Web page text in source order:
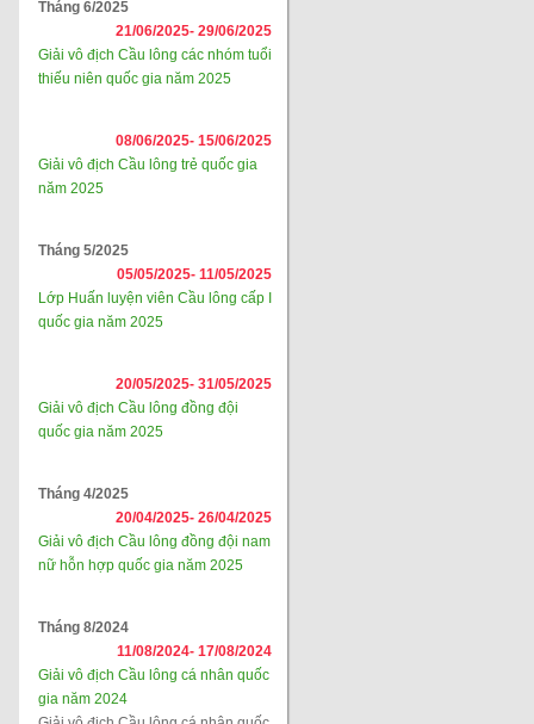
Tháng 6/2025
21/06/2025- 29/06/2025
Giải vô địch Cầu lông các nhóm tuổi
thiếu niên quốc gia năm 2025
08/06/2025- 15/06/2025
Giải vô địch Cầu lông trẻ quốc gia
năm 2025
Tháng 5/2025
05/05/2025- 11/05/2025
Lớp Huấn luyện viên Cầu lông cấp I
quốc gia năm 2025
20/05/2025- 31/05/2025
Giải vô địch Cầu lông đồng đội
quốc gia năm 2025
Tháng 4/2025
20/04/2025- 26/04/2025
Giải vô địch Cầu lông đồng đội nam
nữ hỗn hợp quốc gia năm 2025
Tháng 8/2024
11/08/2024- 17/08/2024
Giải vô địch Cầu lông cá nhân quốc
gia năm 2024